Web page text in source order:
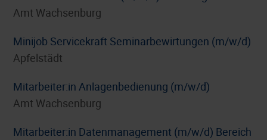
Amt Wachsenburg
Minijob Servicekraft Seminarbewirtungen (m/w/d)
Apfelstädt
Mitarbeiter:in Anlagenbedienung (m/w/d)
Amt Wachsenburg
Mitarbeiter:in Datenmanagement (m/w/d) Bereich